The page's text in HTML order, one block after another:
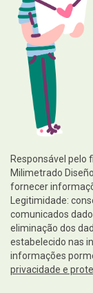
Responsável pelo
Milimetrado
fornecer
Legitimidade:
comunicados
eliminação dos
estabelecido nas
informações
privacidade e